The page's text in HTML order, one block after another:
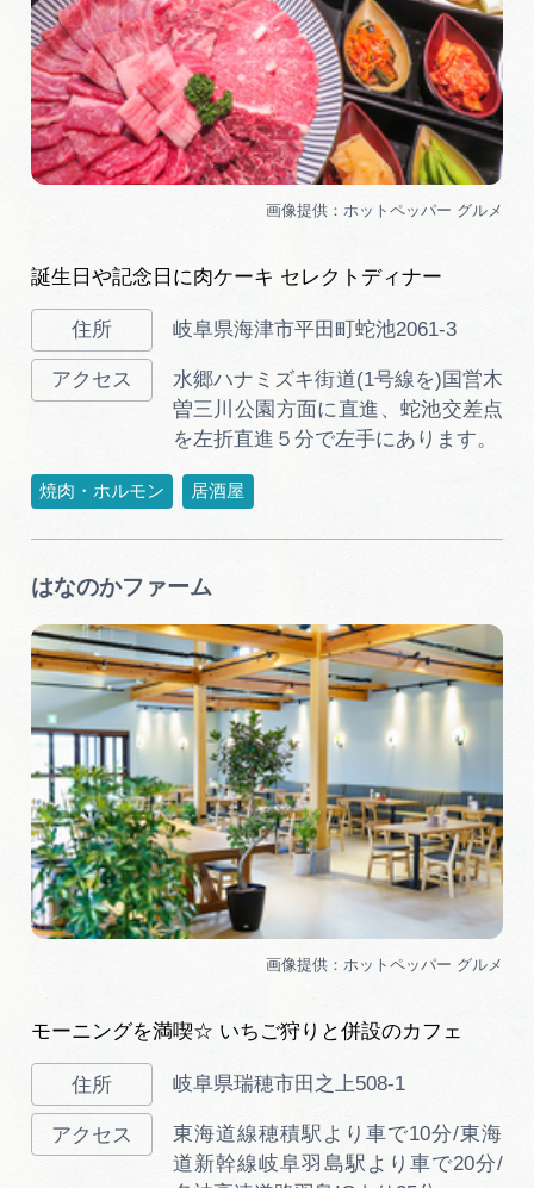
誕生日や記念日に肉ケーキ セレクトディナー
岐阜県海津市平田町蛇池2061-3
水郷ハナミズキ街道(1号線を)国営木
曽三川公園方面に直進、蛇池交差点
を左折直進５分で左手にあります。
焼肉・ホルモン 居酒屋
はなのかファーム
モーニングを満喫☆ いちご狩りと併設のカフェ
岐阜県瑞穂市田之上508-1
東海道線穂積駅より車で10分/東海
道新幹線岐阜羽島駅より車で20分/